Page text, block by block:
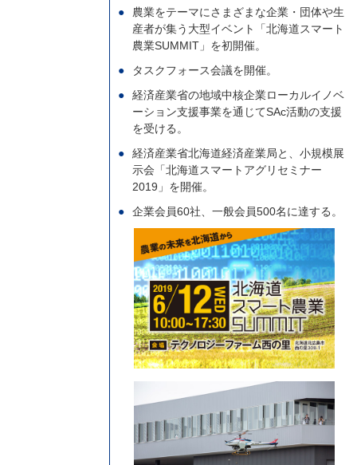
農業をテーマにさまざまな企業・団体や生
産者が集う大型イベント「北海道スマート
農業SUMMIT」を初開催。
タスクフォース会議を開催。
経済産業省の地域中核企業ローカルイノベ
ーション支援事業を通じてSAc活動の支援
を受ける。
経済産業省北海道経済産業局と、小規模展
示会「北海道スマートアグリセミナー
2019」を開催。
企業会員60社、一般会員500名に達する。